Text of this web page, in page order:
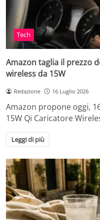
Tech
Amazon taglia il prezzo
wireless da 15W
Redazione 16 Luglio 2026
Amazon propone oggi,
15W Qi Caricatore
Leggi di più